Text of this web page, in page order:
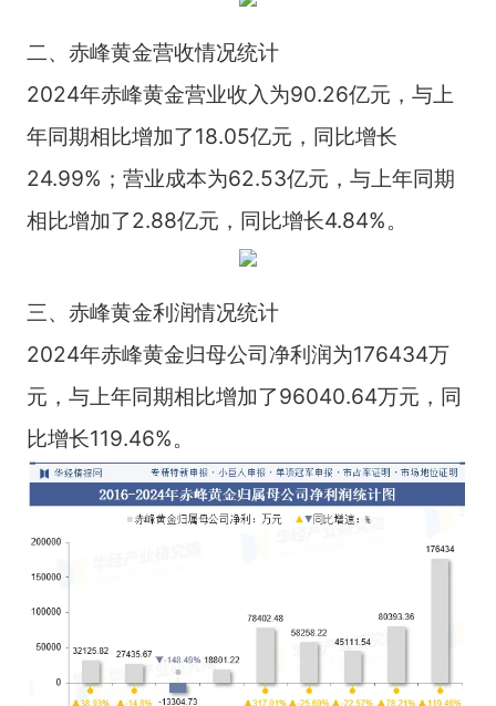
二、赤峰黄金营收情况统计
2024年赤峰黄金营业收入为90.26亿元，与上
年同期相比增加了18.05亿元，同比增长
24.99%；营业成本为62.53亿元，与上年同期
相比增加了2.88亿元，同比增长4.84%。
三、赤峰黄金利润情况统计
2024年赤峰黄金归母公司净利润为176434万
元，与上年同期相比增加了96040.64万元，同
比增长119.46%。